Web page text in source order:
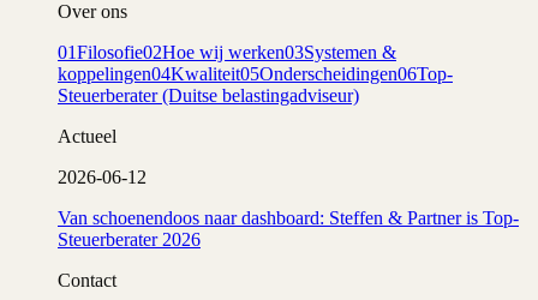
Over ons
01Filosofie02Hoe wij werken03Systemen &
koppelingen04Kwaliteit05Onderscheidingen06Top-
Steuerberater (Duitse belastingadviseur)
Actueel
2026-06-12
Van schoenendoos naar dashboard: Steffen & Partner is Top-
Steuerberater 2026
Contact